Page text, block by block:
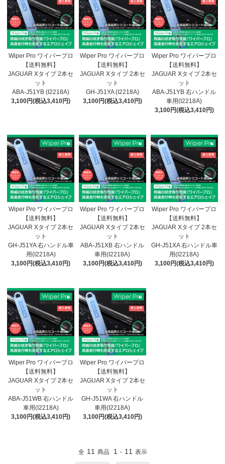
Wiper Pro ワイパープロ
【送料無料】
JAGUAR Xタイプ 2本セ
ット
ABA-J51YB (I2218A)
3,100円(税込3,410円)
Wiper Pro ワイパープロ
【送料無料】
JAGUAR Xタイプ 2本セ
ット
GH-J51YA (I2218A)
3,100円(税込3,410円)
Wiper Pro ワイパープロ
【送料無料】
JAGUAR Xタイプ 2本セ
ット
ABA-J51YB 右ハンドル
車用(I2218A)
3,100円(税込3,410円)
Wiper Pro ワイパープロ
【送料無料】
JAGUAR Xタイプ 2本セ
ット
GH-J51YA 右ハンドル車
用(I2218A)
3,100円(税込3,410円)
Wiper Pro ワイパープロ
【送料無料】
JAGUAR Xタイプ 2本セ
ット
ABA-J51XB 右ハンドル
車用(I2218A)
3,100円(税込3,410円)
Wiper Pro ワイパープロ
【送料無料】
JAGUAR Xタイプ 2本セ
ット
GH-J51XA 右ハンドル車
用(I2218A)
3,100円(税込3,410円)
Wiper Pro ワイパープロ
【送料無料】
JAGUAR Xタイプ 2本セ
ット
ABA-J51WB 右ハンドル
車用(I2218A)
3,100円(税込3,410円)
Wiper Pro ワイパープロ
【送料無料】
JAGUAR Xタイプ 2本セ
ット
GH-J51WA 右ハンドル
車用(I2218A)
3,100円(税込3,410円)
全 11 商品 1 - 11 表示